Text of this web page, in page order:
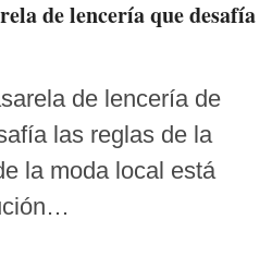
de lencería que desafía
de lencería de
las reglas de la
la moda local está